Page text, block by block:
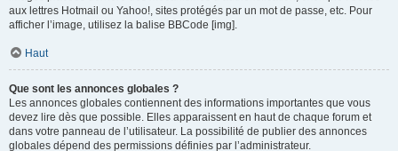
aux lettres Hotmail ou Yahoo!, sites protégés par un mot de passe, etc. Pour
afficher l’image, utilisez la balise BBCode [img].
Haut
Que sont les annonces globales ?
Les annonces globales contiennent des informations importantes que vous
devez lire dès que possible. Elles apparaissent en haut de chaque forum et
dans votre panneau de l’utilisateur. La possibilité de publier des annonces
globales dépend des permissions définies par l’administrateur.